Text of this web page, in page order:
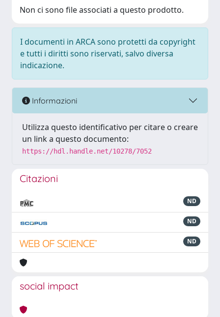
Non ci sono file associati a questo prodotto.
I documenti in ARCA sono protetti da copyright
e tutti i diritti sono riservati, salvo diversa
indicazione.
Informazioni
Utilizza questo identificativo per citare o creare
un link a questo documento:
https://hdl.handle.net/10278/7052
Citazioni
ND
ND
ND
social impact